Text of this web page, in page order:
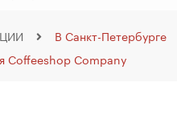
В Санкт-Петербурге
Coffeeshop Company